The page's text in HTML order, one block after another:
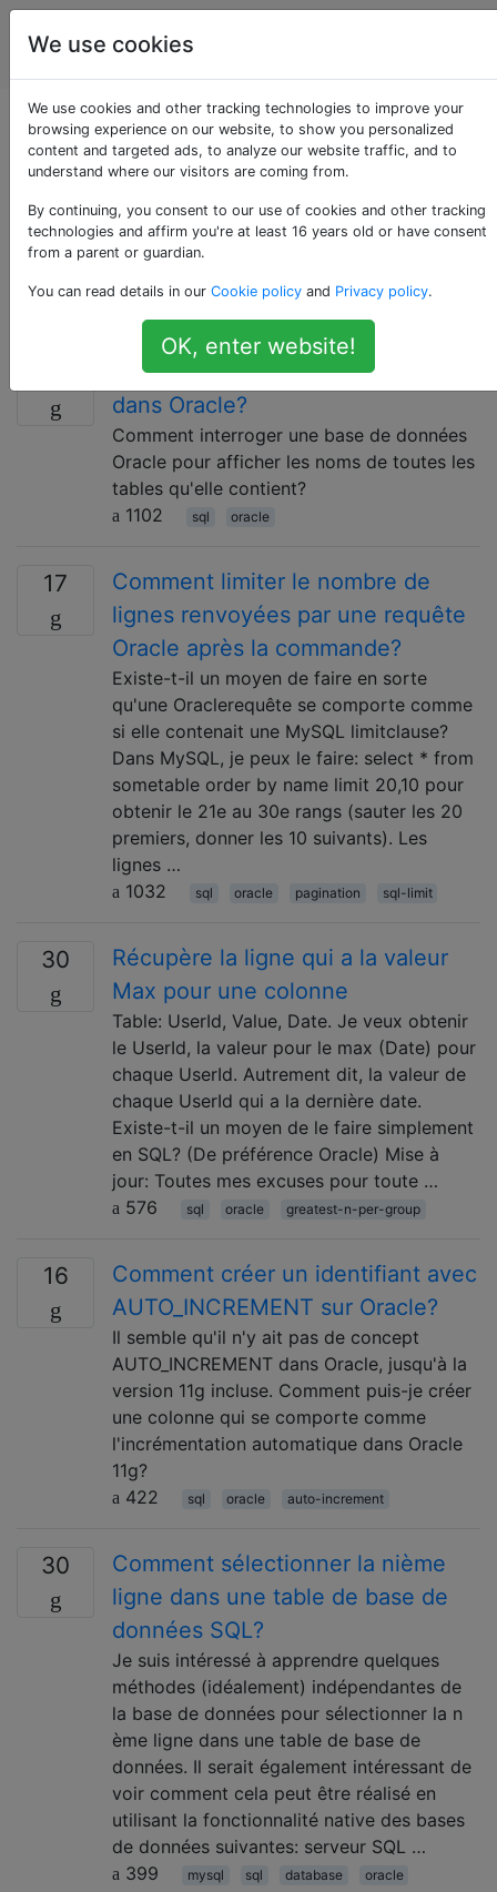
La
programmation
Questions marquées
«oracle»
Oracle Database est un système de gestion de base
N'utilisez PAS cette balise pour d'autres produits
appartenant à Oracle, tels que Java et MySQL.
Obtenir la liste de toutes les tables
dans Oracle?
Comment interroger une base de données
Oracle pour afficher les noms de toutes les
tables qu'elle contient?
1102
sql oracle
17
Comment limiter le nombre de
lignes renvoyées par une requête
Oracle après la commande?
Existe-t-il un moyen de faire en sorte
qu'une Oraclerequête se comporte comme
si elle contenait une MySQL limitclause?
Dans MySQL, je peux le faire: select * from
sometable order by name limit 20,10 pour
obtenir le 21e au 30e rangs (sauter les 20
premiers, donner les 10 suivants). Les
lignes …
1032
sql oracle pagination sql-limit
30
Récupère la ligne qui a la valeur
Max pour une colonne
Table: UserId, Value, Date. Je veux obtenir
le UserId, la valeur pour le max (Date) pour
chaque UserId. Autrement dit, la valeur de
chaque UserId qui a la dernière date.
Existe-t-il un moyen de le faire simplement
en SQL? (De préférence Oracle) Mise à
jour: Toutes mes excuses pour toute …
576
sql oracle greatest-n-per-group
16
Comment créer un identifiant avec
AUTO_INCREMENT sur Oracle?
Il semble qu'il n'y ait pas de concept
AUTO_INCREMENT dans Oracle, jusqu'à la
version 11g incluse. Comment puis-je créer
une colonne qui se comporte comme
l'incrémentation automatique dans Oracle
11g?
422
sql oracle auto-increment
30
Comment sélectionner la nième
ligne dans une table de base de
données SQL?
Je suis intéressé à apprendre quelques
méthodes (idéalement) indépendantes de
la base de données pour sélectionner la n
ème ligne dans une table de base de
données. Il serait également intéressant de
voir comment cela peut être réalisé en
utilisant la fonctionnalité native des bases
de données suivantes: serveur SQL …
399
mysql sql database
oracle
We use cookies
We use cookies and other tracking technologies to improve your
browsing experience on our website, to show you personalized
content and targeted ads, to analyze our website traffic, and to
understand where our visitors are coming from.
By continuing, you consent to our use of cookies and other tracking
technologies and affirm you're at least 16 years old or have consent
from a parent or guardian.
You can read details in our Cookie policy and Privacy policy.
OK, enter website!